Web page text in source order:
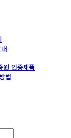
원 인증제품
법